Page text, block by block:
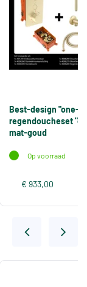
Best-design "one-
regendoucheset
mat-goud
Op voorraad
€ 933,00